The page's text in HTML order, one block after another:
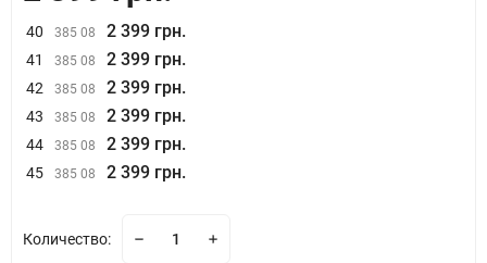
40 385 08 2 399 грн.
41 385 08 2 399 грн.
42 385 08 2 399 грн.
43 385 08 2 399 грн.
44 385 08 2 399 грн.
45 385 08 2 399 грн.
Количество: